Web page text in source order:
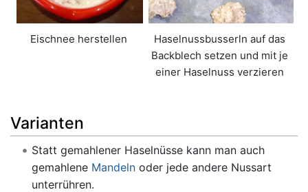
Eischnee herstellen
Haselnussbusserln auf das
Backblech setzen und mit je
einer Haselnuss verzieren
Varianten
Statt gemahlener Haselnüsse kann man auch
gemahlene Mandelnoder jede andere Nussart
unterrühren.